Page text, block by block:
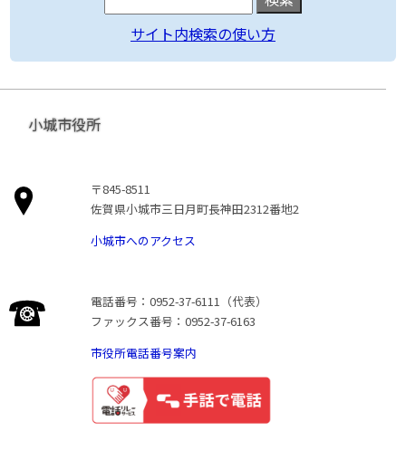
サイト内検索の使い方
小城市役所
〒845-8511
佐賀県小城市三日月町長神田2312番地2
小城市へのアクセス
電話番号：0952-37-6111（代表）
ファックス番号：0952-37-6163
市役所電話番号案内